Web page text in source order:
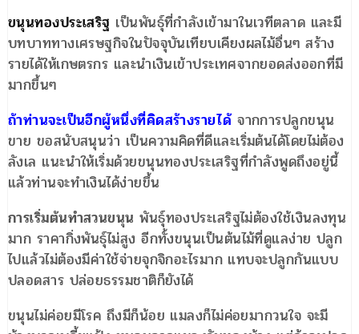
ขนุนทองประเสริฐ เป็นพันธุ์ที่กำลังเข้ามาในเวทีตลาด และมี
บทบาททางเศรษฐกิจในปัจจุบันเทียบเคียงผลไม้อื่นๆ สร้าง
รายได้ให้เกษตรกร และนำเงินเข้าประเทศจากยอดส่งออกที่มี
มากขึ้นๆ
ถ้าท่านจะเป็นอีกผู้หนึ่งที่คิดสร้างรายได้ จากการปลูกขนุน
ขาย ขอสนับสนุนว่า เป็นความคิดที่ดีและเริ่มต้นได้โดยไม่ต้อง
ลังเล แนะนำให้เริ่มด้วยขนุนทองประเสริฐที่กำลังพูดถึงอยู่นี้
แล้วท่านจะทำเงินได้ง่ายขึ้น
การเริ่มต้นทำสวนขนุน พันธุ์ทองประเสริฐไม่ต้องใช้เงินลงทุน
มาก ราคากิ่งพันธุ์ไม่สูง อีกทั้งขนุนเป็นต้นไม้ที่ดูแลง่าย ปลูก
ไปแล้วไม่ต้องมีค่าใช้จ่ายจุกจิกอะไรมาก แทบจะปลูกกันแบบ
ปลอดสาร ปล่อยธรรมชาติก็ยังได้
ขนุนไม่ค่อยมีโรค ถึงมีก็น้อย แมลงก็ไม่ค่อยมากวนใจ จะมี